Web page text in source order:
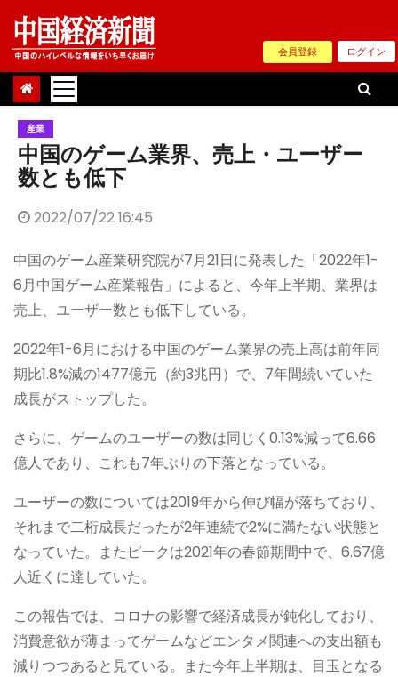
Skip
content
会員登録 ログイン
産業
中国のゲーム業界、売上・ユーザー
数とも低下
2022/07/22 16:45
中国のゲーム産業研究院が7月21日に発表した「2022年1-
6月中国ゲーム産業報告」によると、今年上半期、業界は
売上、ユーザー数とも低下している。
2022年1-6月における中国のゲーム業界の売上高は前年同
期比1.8%減の1477億元（約3兆円）で、7年間続いていた
成長がストップした。
さらに、ゲームのユーザーの数は同じく0.13%減って6.66
億人であり、これも7年ぶりの下落となっている。
ユーザーの数については2019年から伸び幅が落ちており、
それまで二桁成長だったが2年連続で2%に満たない状態と
なっていた。またピークは2021年の春節期間中で、6.67億
人近くに達していた。
この報告では、コロナの影響で経済成長が鈍化しており、
消費意欲が薄まってゲームなどエンタメ関連への支出額も
減りつつあると見ている。また今年上半期は、目玉となる